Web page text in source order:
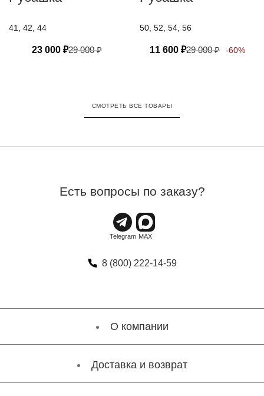
41, 42, 44
23 000 ₽29 000₽
50, 52, 54, 56
11 600 ₽29 000₽ -60%
СМОТРЕТЬ ВСЕ ТОВАРЫ
Есть вопросы по заказу?
8 (800) 222-14-59
О компании
Доставка и возврат